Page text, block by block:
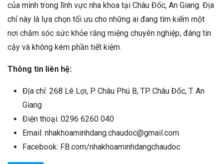
của mình trong lĩnh vực nha khoa tại Châu Đốc, An Giang. Địa
chỉ này là lựa chọn tối ưu cho những ai đang tìm kiếm một
nơi chăm sóc sức khỏe răng miệng chuyên nghiệp, đáng tin
cậy và không kém phần tiết kiệm.
Thông tin liên hệ:
Địa chỉ: 268 Lê Lợi, P. Châu Phú B, TP. Châu Đốc, T. An
Giang
Điện thoại: 0296 6260 040
Email: nhakhoaminhdang.chaudoc@gmail.com
Facebook: FB.com/nhakhoaminhdangchaudoc